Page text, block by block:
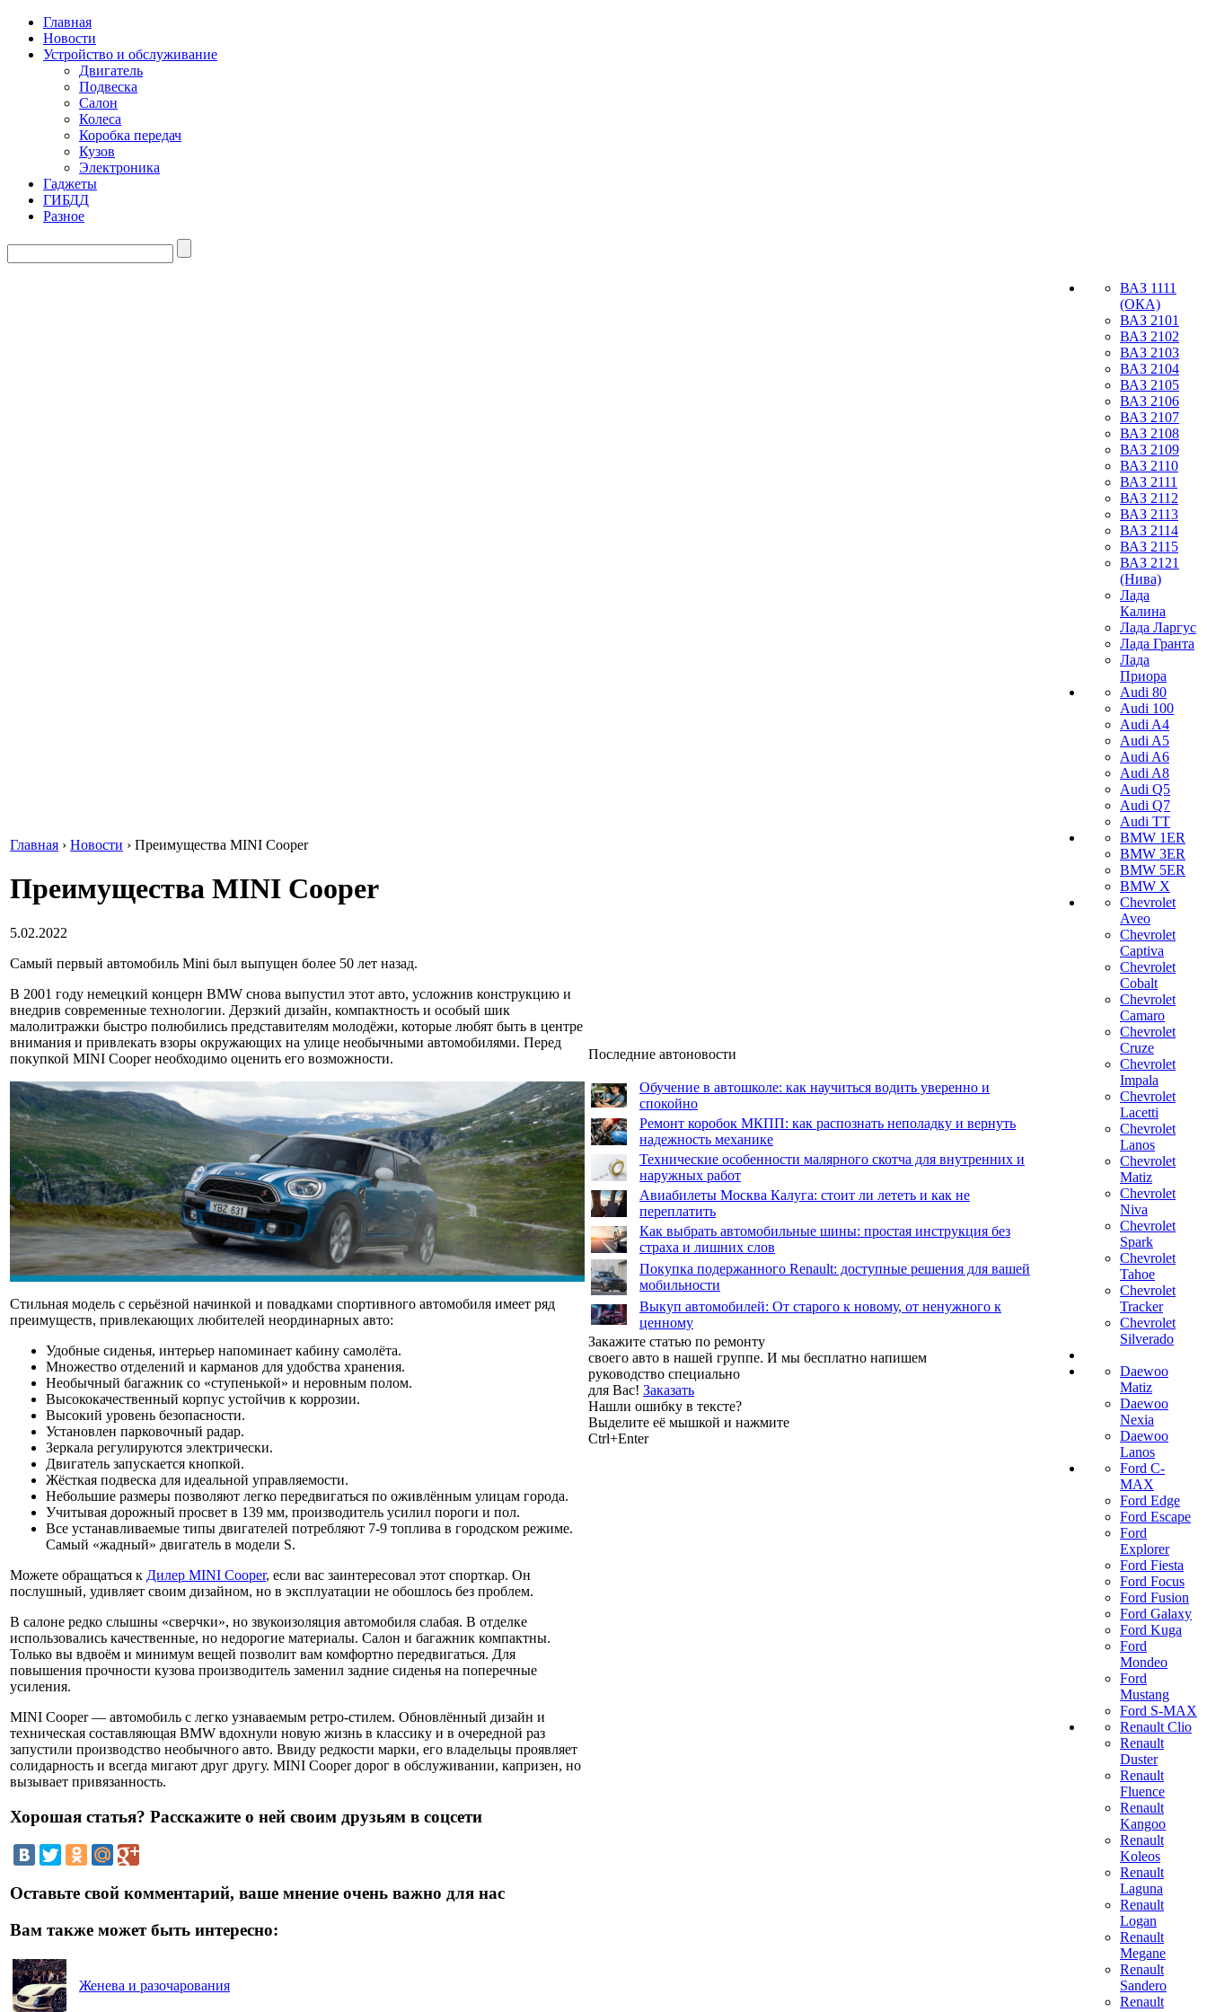
Главная
Новости
Устройство и обслуживание
Двигатель
Подвеска
Салон
Колеса
Коробка передач
Кузов
Электроника
Гаджеты
ГИБДД
Разное
Главная › Новости › Преимущества MINI Cooper
Преимущества MINI Cooper
5.02.2022
Самый первый автомобиль Mini был выпущен более 50 лет назад.
В 2001 году немецкий концерн BMW снова выпустил этот авто, усложнив конструкцию и
внедрив современные технологии. Дерзкий дизайн, компактность и особый шик
малолитражки быстро полюбились представителям молодёжи, которые любят быть в центре
внимания и привлекать взоры окружающих на улице необычными автомобилями. Перед
покупкой MINI Cooper необходимо оценить его возможности.
Стильная модель с серьёзной начинкой и повадками спортивного автомобиля имеет ряд
преимуществ, привлекающих любителей неординарных авто:
Удобные сиденья, интерьер напоминает кабину самолёта.
Множество отделений и карманов для удобства хранения.
Необычный багажник со «ступенькой» и неровным полом.
Высококачественный корпус устойчив к коррозии.
Высокий уровень безопасности.
Установлен парковочный радар.
Зеркала регулируются электрически.
Двигатель запускается кнопкой.
Жёсткая подвеска для идеальной управляемости.
Небольшие размеры позволяют легко передвигаться по оживлённым улицам города.
Учитывая дорожный просвет в 139 мм, производитель усилил пороги и пол.
Все устанавливаемые типы двигателей потребляют 7-9 топлива в городском режиме.
Самый «жадный» двигатель в модели S.
Можете обращаться к Дилер MINI Cooper, если вас заинтересовал этот спорткар. Он
послушный, удивляет своим дизайном, но в эксплуатации не обошлось без проблем.
В салоне редко слышны «сверчки», но звукоизоляция автомобиля слабая. В отделке
использовались качественные, но недорогие материалы. Салон и багажник компактны.
Только вы вдвоём и минимум вещей позволит вам комфортно передвигаться. Для
повышения прочности кузова производитель заменил задние сиденья на поперечные
усиления.
MINI Cooper — автомобиль с легко узнаваемым ретро-стилем. Обновлённый дизайн и
техническая составляющая BMW вдохнули новую жизнь в классику и в очередной раз
запустили производство необычного авто. Ввиду редкости марки, его владельцы проявляет
солидарность и всегда мигают друг другу. MINI Cooper дорог в обслуживании, капризен, но
вызывает привязанность.
Хорошая статья? Расскажите о ней своим друзьям в соцсети
Оставьте свой комментарий, ваше мнение очень важно для нас
Вам также может быть интересно:
Женева и разочарования
Последние автоновости
Обучение в автошколе: как научиться водить уверенно и
спокойно
Ремонт коробок МКПП: как распознать неполадку и вернуть
надежность механике
Технические особенности малярного скотча для внутренних и
наружных работ
Авиабилеты Москва Калуга: стоит ли лететь и как не
переплатить
Как выбрать автомобильные шины: простая инструкция без
страха и лишних слов
Покупка подержанного Renault: доступные решения для вашей
мобильности
Выкуп автомобилей: От старого к новому, от ненужного к
ценному
Закажите статью по ремонту
своего авто в нашей группе. И мы бесплатно напишем
руководство специально
для Вас! Заказать
Нашли ошибку в тексте?
Выделите её мышкой и нажмите
Ctrl+Enter
ВАЗ 1111
(ОКА)
ВАЗ 2101
ВАЗ 2102
ВАЗ 2103
ВАЗ 2104
ВАЗ 2105
ВАЗ 2106
ВАЗ 2107
ВАЗ 2108
ВАЗ 2109
ВАЗ 2110
ВАЗ 2111
ВАЗ 2112
ВАЗ 2113
ВАЗ 2114
ВАЗ 2115
ВАЗ 2121
(Нива)
Лада
Калина
Лада Ларгус
Лада Гранта
Лада
Приора
Audi 80
Audi 100
Audi A4
Audi A5
Audi A6
Audi A8
Audi Q5
Audi Q7
Audi TT
BMW 1ER
BMW 3ER
BMW 5ER
BMW X
Chevrolet
Aveo
Chevrolet
Captiva
Chevrolet
Cobalt
Chevrolet
Camaro
Chevrolet
Cruze
Chevrolet
Impala
Chevrolet
Lacetti
Chevrolet
Lanos
Chevrolet
Matiz
Chevrolet
Niva
Chevrolet
Spark
Chevrolet
Tahoe
Chevrolet
Tracker
Chevrolet
Silverado
Daewoo
Matiz
Daewoo
Nexia
Daewoo
Lanos
Ford C-
MAX
Ford Edge
Ford Escape
Ford
Explorer
Ford Fiesta
Ford Focus
Ford Fusion
Ford Galaxy
Ford Kuga
Ford
Mondeo
Ford
Mustang
Ford S-MAX
Renault Clio
Renault
Duster
Renault
Fluence
Renault
Kangoo
Renault
Koleos
Renault
Laguna
Renault
Logan
Renault
Megane
Renault
Sandero
Renault